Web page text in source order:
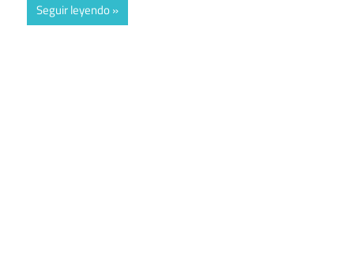
Seguir leyendo